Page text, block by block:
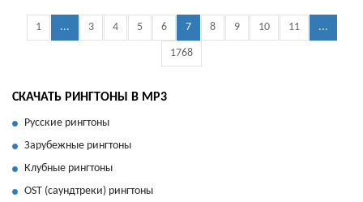
1 ... 3 4 5 6 7 8 9 10 11 ...
1768
СКАЧАТЬ РИНГТОНЫ В MP3
Русские рингтоны
Зарубежные рингтоны
Клубные рингтоны
OST (саундтреки) рингтоны